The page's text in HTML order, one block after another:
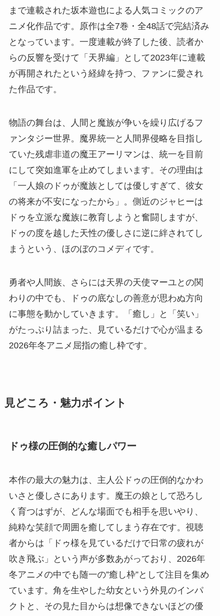
まで連載された坂本遊也による人気コミックのア
ニメ化作品です。原作は全7巻・全48話で完結済み
となっています。一度連載が終了した後、読者か
らの反響を受けて「天界編」として2023年に連載
が再開されたという経緯を持つ、ファンに愛され
た作品です。
物語の舞台は、人間と魔族が争いを繰り広げるフ
ァンタジー世界。魔界統一と人間界侵略を目指し
ていた残虐非道の魔王アーリマンは、統一を目前
にして突如進軍を止めてしまいます。その理由は
「一人娘のドゥが魔族としては優しすぎて、彼女
の将来が不安になったから」。側近のジャヒーは
ドゥを立派な魔族に教育しようと奮闘しますが、
ドゥの度を越した天性の優しさに逆に絆されてし
まうという、ほのぼのコメディです。
勇者や人間族、さらには天界の天使マーユとの関
わりの中でも、ドゥの底なしの善意が思わぬ方向
に事態を動かしていきます。「癒し」と「笑い」
がたっぷり詰まった、見ているだけで心が温まる
2026年冬アニメ屈指の癒し枠です。
見どころ・魅力ポイント
ドゥ様の圧倒的な癒しパワー
本作の最大の魅力は、主人公ドゥの圧倒的なかわ
いさと優しさにあります。魔王の娘として恐ろし
く育つはずが、どんな場面でも相手を思いやり、
純粋な笑顔で周囲を癒してしまう存在です。視聴
者からは「ドゥ様を見ているだけで日常の疲れが
吹き飛ぶ」という声が多数あがっており、2026年
冬アニメの中でも随一の”癒し枠”として注目を集め
ています。角を生やした幼女という外見のインパ
クトと、その見た目からは想像できないほどの優